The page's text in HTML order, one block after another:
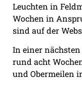
Leuchten in
Wochen in
sind auf der
In einer nächsten
rund acht
und Obermeilen